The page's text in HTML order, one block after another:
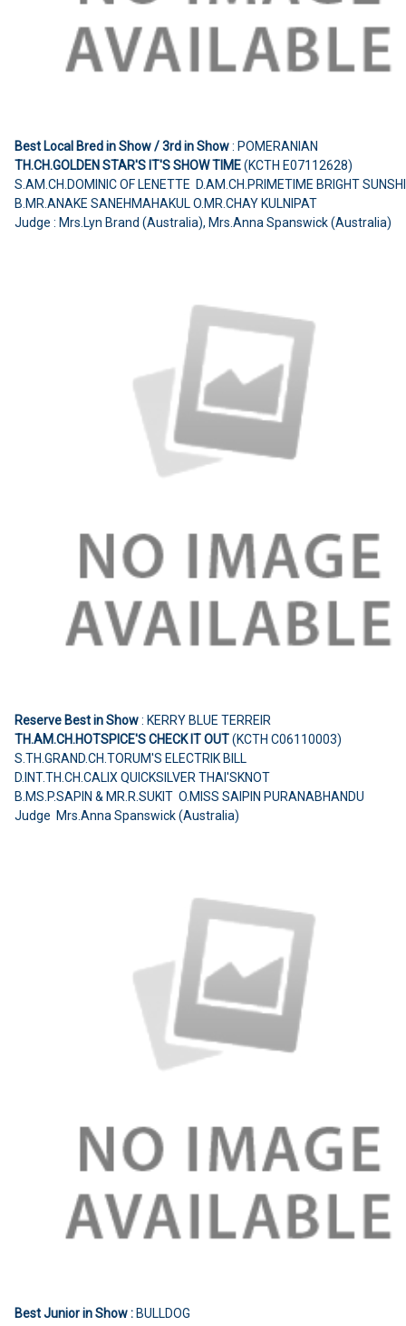
Best Local Bred in Show / 3rd in Show: POMERANIAN
TH.CH.GOLDEN STAR'S IT'S SHOW TIME(KCTH E07112628)
S.AM.CH.DOMINIC OF LENETTE D.AM.CH.PRIMETIME BRIGHT
B.MR.ANAKE SANEHMAHAKUL O.MR.CHAY KULNIPAT
Judge : Mrs.Lyn Brand (Australia), Mrs.Anna Spanswick (Australia)
Reserve Best in Show: KERRY BLUE TERREIR
TH.AM.CH.HOTSPICE'S CHECK IT OUT(KCTH C06110003)
S.TH.GRAND.CH.TORUM'S ELECTRIK BILL
D.INT.TH.CH.CALIX QUICKSILVER THAI'SKNOT
B.MS.P.SAPIN & MR.R.SUKIT O.MISS SAIPIN PURANABHANDU
Judge Mrs.Anna Spanswick (Australia)
Best Junior in Show :BULLDOG